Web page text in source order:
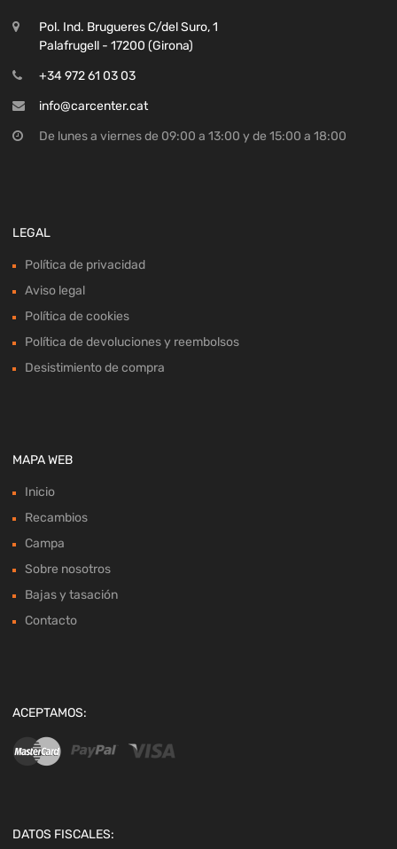
Pol. Ind. Brugueres C/del Suro, 1
Palafrugell - 17200 (Girona)
+34 972 61 03 03
info@carcenter.cat
De lunes a viernes de 09:00 a 13:00 y de 15:00 a 18:00
LEGAL
Política de privacidad
Aviso legal
Política de cookies
Política de devoluciones y reembolsos
Desistimiento de compra
MAPA WEB
Inicio
Recambios
Campa
Sobre nosotros
Bajas y tasación
Contacto
ACEPTAMOS:
DATOS FISCALES: